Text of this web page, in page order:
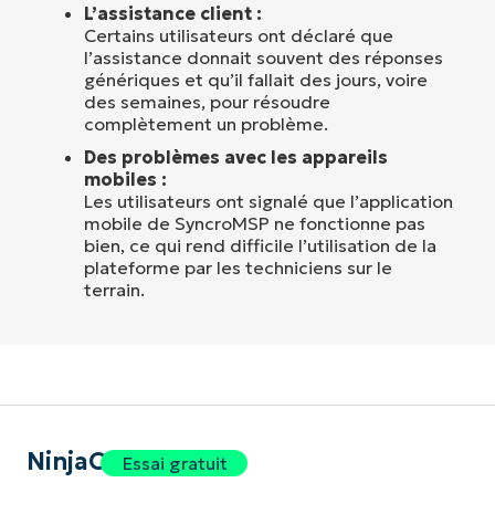
L’assistance client :
Certains utilisateurs ont déclaré que
l’assistance donnait souvent des réponses
génériques et qu’il fallait des jours, voire
des semaines, pour résoudre
complètement un problème.
Des problèmes avec les appareils
mobiles :
Les utilisateurs ont signalé que l’application
mobile de SyncroMSP ne fonctionne pas
bien, ce qui rend difficile l’utilisation de la
plateforme par les techniciens sur le
terrain.
NinjaOneEssai gratuit